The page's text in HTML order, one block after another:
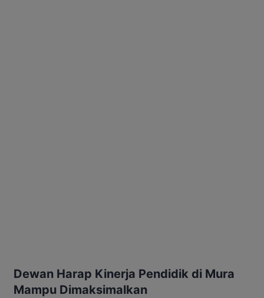
Dewan Harap Kinerja Pendidik di Mura
Mampu Dimaksimalkan